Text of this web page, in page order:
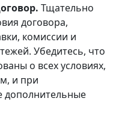
Тщательно
договора,
комиссии и
Убедитесь, что
о всех условиях,
и при
дополнительные